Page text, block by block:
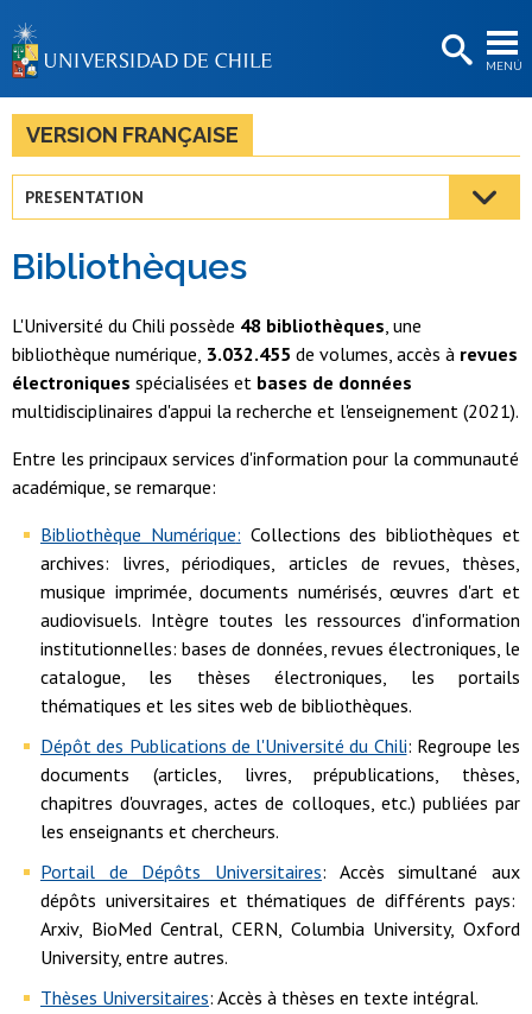
MENÚ
BIBLIOTECAS
LA UNIVERSIDAD
Estudiantes
Académicas/os
Funcionarias/os
Egresadas/os
VERSION FRANÇAISE
PRESENTATION
Bibliothèques
L'Université du Chili possède 48 bibliothèques, une
bibliothèque numérique, 3.032.455 de volumes, accès à revues
électroniques spécialisées et bases de données
multidisciplinaires d'appui la recherche et l'enseignement (2021).
Entre les principaux services d'information pour la communauté
académique, se remarque:
Bibliothèque Numérique: Collections des bibliothèques et
archives: livres, périodiques, articles de revues, thèses,
musique imprimée, documents numérisés, œuvres d'art et
audiovisuels. Intègre toutes les ressources d'information
institutionnelles: bases de données, revues électroniques, le
catalogue, les thèses électroniques, les portails
thématiques et les sites web de bibliothèques.
Dépôt des Publications de l'Université du Chili: Regroupe les
documents (articles, livres, prépublications, thèses,
chapitres d'ouvrages, actes de colloques, etc.) publiées par
les enseignants et chercheurs.
Portail de Dépôts Universitaires: Accès simultané aux
dépôts universitaires et thématiques de différents pays:
Arxiv, BioMed Central, CERN, Columbia University, Oxford
University, entre autres.
Thèses Universitaires: Accès à thèses en texte intégral.